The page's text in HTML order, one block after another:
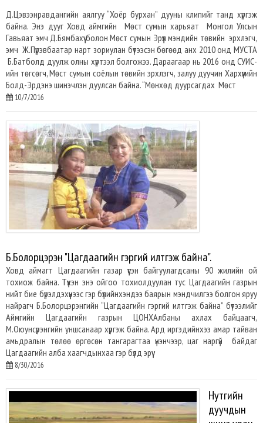
Д.Цэвээнравдангийн аялгуу “Хоёр бурхан” дууны клипийг танд хүргэж
байна. Энэ дууг Ховд аймгийн Мөст сумын харьяат Монгол Улсын
Гавьяат эмч Д.Бямбахүү болон Мөст сумын Эрүүл мэндийн төвийн эрхлэгч,
эмч Ж.Пүрэвбаатар нарт зориулан бүтээсэн бөгөөд анх 2010 онд МУСТА
Б.Батболд дуулж олны хүртээл болгожээ. Дараагаар нь 2016 онд СУИС-
ийн төгсөгч, Мөст сумын соёлын төвийн эрхлэгч, залуу дуучин Хархүүгийн
Болд-Эрдэнэ шинэчлэн дуулсан байна. “Мөнхөд дуурсагдах Мөст
10/7/2016
Б.Болорцэрэн "Цагдаагийн гэргий илтгэж байна".
Ховд аймагт Цагдаагийн газар үүсэн байгуулагдсаны 90 жилийн ой
тохиож байна. Түүхэн энэ ойгоо тохиолдуулан тус Цагдаагийн газрын
нийт бие бүрэлдэхүүнээс гэр бүлийнхэндээ баярын мэндчилгээ болгон яруу
найрагч Б.Болорцэрэнгийн “Цагдаагийн гэргий илтгэж байна” бүтээлийг
Аймгийн Цагдаагийн газрын ЦОНХАлбаны ахлах байцаагч,
М.Оюунсүрэнгийн уншсанаар хүргэж байна. Ард иргэдийнхээ амар тайван
амьдралын төлөө өргөсөн тангарагтаа үнэнчээр, цаг наргүй байдаг
Цагдаагийн алба хаагчдынхаа гэр бүлд эрүү
8/30/2016
Нутгийн
дуучдын